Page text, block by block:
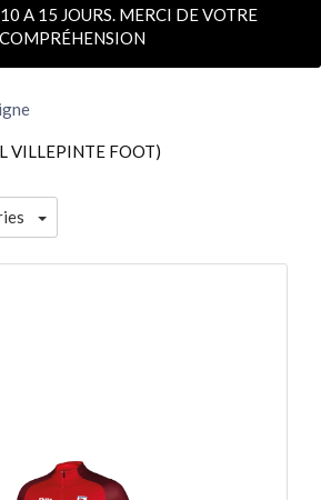
A 15 JOURS. MERCI DE VOTRE
COMPRÉHENSION
VILLEPINTE FOOT)